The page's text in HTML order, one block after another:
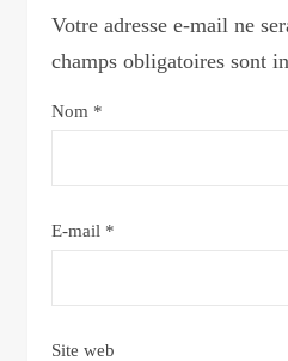
Votre adresse e-mail ne
champs obligatoires sont
Nom *
E-mail *
Site web